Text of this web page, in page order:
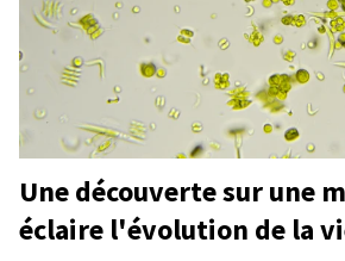
Une découverte sur une
éclaire l'évolution de la